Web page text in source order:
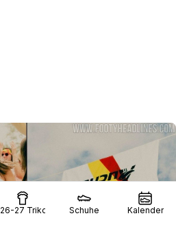
26-27 Trikots Schuhe Kalender